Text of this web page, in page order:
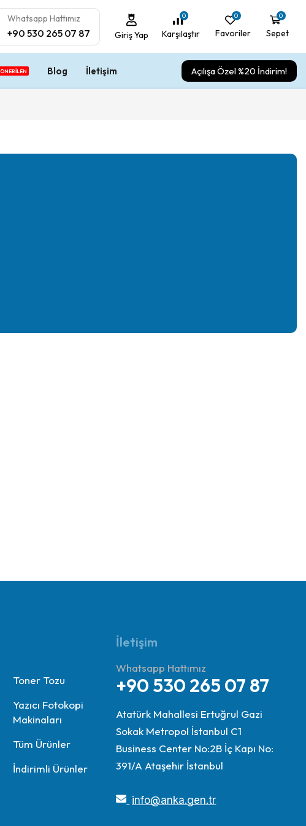
Whatsapp Hattımız
+90 530 265 07 87 Giriş Yap
0
Karşılaştır
0
Favoriler
0
Sepet
ÖNERİLEN Blog İletişim Açılışa Özel %20 İndirim!
Toner Tozu
Yazıcı Fotokopi
Makinaları
Tüm Ürünler
İndirimli Ürünler
İletişim
Whatsapp Hattımız
+90 530 265 07 87
Atatürk Mahallesi Ertuğrul Gazi
Sokak Metropol İstanbul C1
Business Center No:2B İç Kapı No:
391/A Ataşehir İstanbul
info@anka.gen.tr